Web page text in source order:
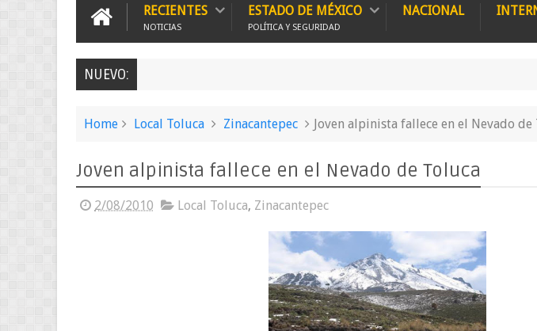
RECIENTES
NOTICIAS
ESTADO DE MÉXICO
POLÍTICA Y SEGURIDAD
NACIONAL
NUEVO:
Home Local Toluca Zinacantepec Joven alpinista fallece en el Nevado de
Joven alpinista fallece en el Nevado de Toluca
2/08/2010 Local Toluca, Zinacantepec